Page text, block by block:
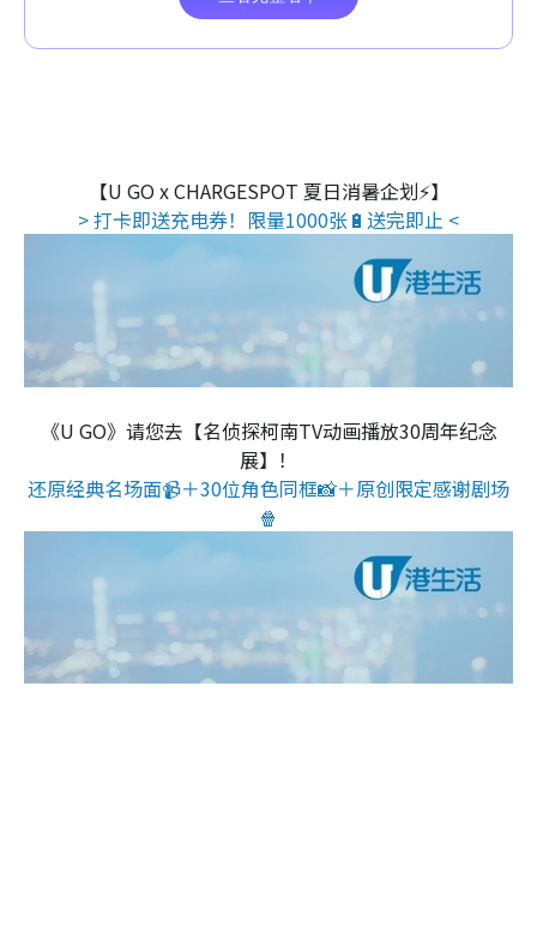
【U GO x CHARGESPOT 夏日消暑企划⚡】
> 打卡即送充电券！限量1000张🔋送完即止 <
《U GO》请您去【名侦探柯南TV动画播放30周年纪念
展】！
还原经典名场面📹＋30位角色同框📸＋原创限定感谢剧场
🍿